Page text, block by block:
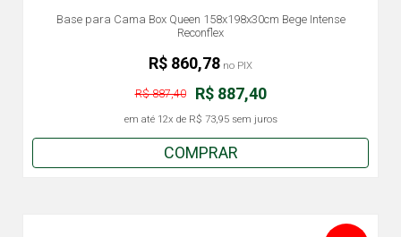
Base para Cama Box Queen 158x198x30cm Bege Intense
Reconflex
R$ 887,40
R$ 887,40
em até 12x de R$ 73,95sem juros
R$ 860,78 no PIX
COMPRAR